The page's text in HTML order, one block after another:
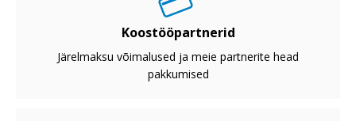
Koostööpartnerid
Järelmaksu võimalused ja meie partnerite head
pakkumised